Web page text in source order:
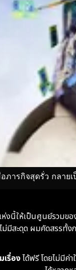
อภารกิจสุดรั่ว กลา
งนี้ให้เป็นศูนย์รวมขอ
ไม่มีสะดุด ผมคัดสรรทั้ง
เรื่องได้ฟรี โดยไม่มีค่